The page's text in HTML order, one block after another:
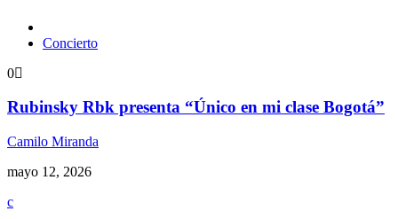
Concierto
0
Rubinsky Rbk presenta “Único en mi clase Bogotá”
Camilo Miranda
mayo 12, 2026